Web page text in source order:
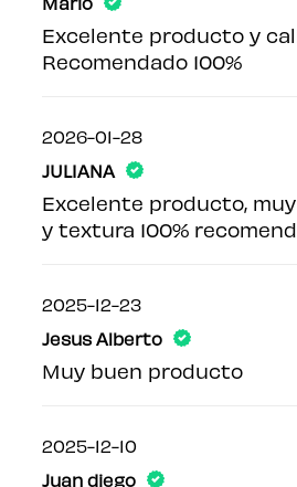
Excelente producto y
Recomendado 100%
2026-01-28
JULIANA
Excelente producto,
y textura 100%
2025-12-23
Jesus Alberto
Muy buen producto
2025-12-10
Juan diego